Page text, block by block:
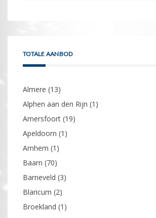
TOTALE AANBOD
Almere (13)
Alphen aan den Rijn (1)
Amersfoort (19)
Apeldoorn (1)
Arnhem (1)
Baarn (70)
Barneveld (3)
Blaricum (2)
Broekland (1)